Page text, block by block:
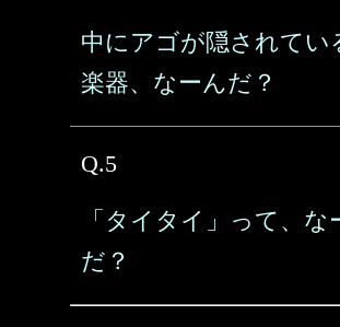
中にアゴが隠されてい
楽器、なーんだ？
Q.5
「タイタイ」って、な
だ？